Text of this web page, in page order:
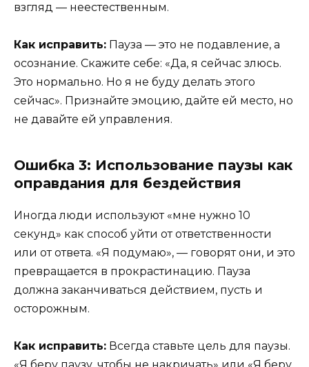
взгляд — неестественным.
Как исправить: Пауза — это не подавление, а
осознание. Скажите себе: «Да, я сейчас злюсь.
Это нормально. Но я не буду делать этого
сейчас». Признайте эмоцию, дайте ей место, но
не давайте ей управления.
Ошибка 3: Использование паузы как
оправдания для бездействия
Иногда люди используют «мне нужно 10
секунд» как способ уйти от ответственности
или от ответа. «Я подумаю», — говорят они, и это
превращается в прокрастинацию. Пауза
должна заканчиваться действием, пусть и
осторожным.
Как исправить: Всегда ставьте цель для паузы.